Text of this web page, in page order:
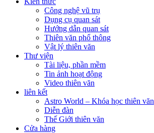
Công nghệ vũ trụ
Dụng cụ quan sát
Hướng dẫn quan sát
Thiên văn phổ thông
Vật lý thiên văn
Thư viện
Tài liệu, phần mềm
Tin ảnh hoạt động
Video thiên văn
liên kết
Astro World – Khóa học thiên văn
Diễn đàn
Thế Giới thiên văn
Cửa hàng